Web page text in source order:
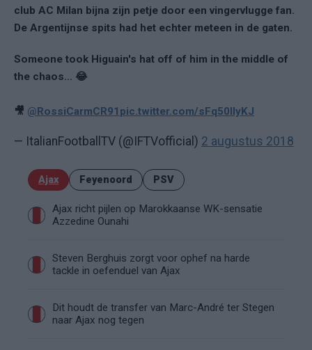
club AC Milan bijna zijn petje door een vingervlugge fan.
De Argentijnse spits had het echter meteen in de gaten.
Someone took Higuain's hat off of him in the middle of
the chaos... 😂
🎥 @RossiCarmCR91 pic.twitter.com/sFq50llyKJ
— ItalianFootballTV (@IFTVofficial) 2 augustus 2018
Ajax Feyenoord PSV
Ajax richt pijlen op Marokkaanse WK-sensatie
Azzedine Ounahi
Steven Berghuis zorgt voor ophef na harde
tackle in oefenduel van Ajax
Dit houdt de transfer van Marc-André ter Stegen
naar Ajax nog tegen